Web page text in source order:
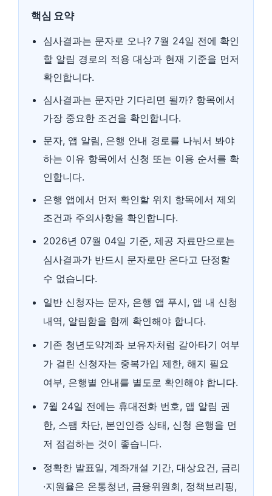
핵심 요약
심사결과는 문자로 오나? 7월 24일 전에 확인
할 알림 경로의 적용 대상과 현재 기준을 먼저
확인합니다.
심사결과는 문자만 기다리면 될까? 항목에서
가장 중요한 조건을 확인합니다.
문자, 앱 알림, 은행 안내 경로를 나눠서 봐야
하는 이유 항목에서 신청 또는 이용 순서를 확
인합니다.
은행 앱에서 먼저 확인할 위치 항목에서 제외
조건과 주의사항을 확인합니다.
2026년 07월 04일 기준, 제공 자료만으로는
심사결과가 반드시 문자로만 온다고 단정할
수 없습니다.
일반 신청자는 문자, 은행 앱 푸시, 앱 내 신청
내역, 알림함을 함께 확인해야 합니다.
기존 청년도약계좌 보유자처럼 갈아타기 여부
가 걸린 신청자는 중복가입 제한, 해지 필요
여부, 은행별 안내를 별도로 확인해야 합니다.
7월 24일 전에는 휴대전화 번호, 앱 알림 권
한, 스팸 차단, 본인인증 상태, 신청 은행을 먼
저 점검하는 것이 좋습니다.
정확한 발표일, 계좌개설 기간, 대상요건, 금리
·지원율은 온통청년, 금융위원회, 정책브리핑,